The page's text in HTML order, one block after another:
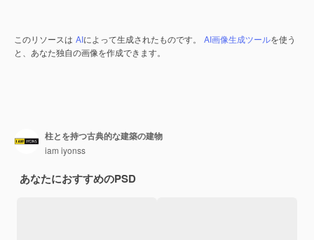
このリソースは AIによって生成されたものです。 AI画像生成ツールを使う
と、あなた独自の画像を作成できます。
柱とを持つ古典的な建築の建物
iam iyonss
あなたにおすすめのPSD